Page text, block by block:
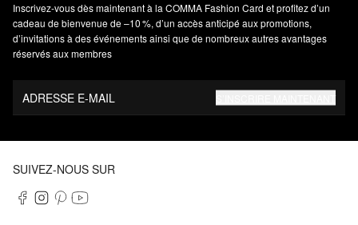
Inscrivez‑vous dès maintenant à la COMMA Fashion Card et profitez d’un
cadeau de bienvenue de –10 %, d’un accès anticipé aux promotions,
d’invitations à des événements ainsi que de nombreux autres avantages
réservés aux membres
ADRESSE E-MAIL
SUIVEZ-NOUS SUR